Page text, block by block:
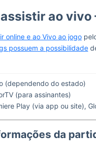
ao vivo
online e ao Vivo ao jogo
possuem a possibilidade
(dependendo do estado)
(para assinantes)
Play (via app ou site),
da